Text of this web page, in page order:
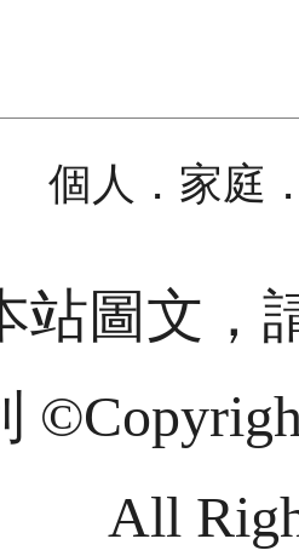
個人．家庭
站圖文，
All